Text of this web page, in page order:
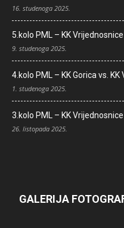
16. studenoga 2025.
5.kolo PML – KK
9. studenoga 2025.
4.kolo PML – KK Gorica vs.
1. studenoga 2025.
3.kolo PML – KK
26. listopada 2025.
GALERIJA